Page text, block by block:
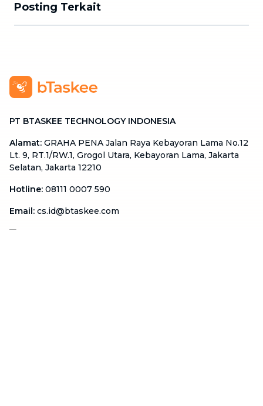
Posting Terkait
PT BTASKEE TECHNOLOGY INDONESIA
Alamat: GRAHA PENA Jalan Raya Kebayoran Lama No.12
Lt. 9, RT.1/RW.1, Grogol Utara, Kebayoran Lama, Jakarta
Selatan, Jakarta 12210
Hotline: 08111 0007 590
Email: cs.id@btaskee.com